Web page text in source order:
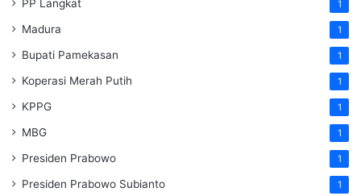
PP Langkat 1
Madura 1
Bupati Pamekasan 1
Koperasi Merah Putih 1
KPPG 1
MBG 1
Presiden Prabowo 1
Presiden Prabowo Subianto 1